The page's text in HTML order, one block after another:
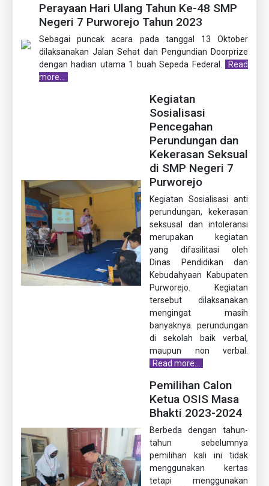
Perayaan Hari Ulang Tahun Ke-48 SMP
Negeri 7 Purworejo Tahun 2023
Sebagai puncak acara pada tanggal 13 Oktober
dilaksanakan Jalan Sehat dan Pengundian Doorprize
dengan hadian utama 1 buah Sepeda Federal.
Read
more...
Kegiatan
Sosialisasi
Pencegahan
Perundungan dan
Kekerasan Seksual
di SMP Negeri 7
Purworejo
Kegiatan Sosialisasi anti
perundungan, kekerasan
seksusal dan intoleransi
merupakan kegiatan
yang difasilitasi oleh
Dinas Pendidikan dan
Kebudahyaan Kabupaten
Purworejo. Kegiatan
tersebut dilaksanakan
mengingat masih
banyaknya perundungan
di sekolah baik verbal,
maupun non verbal.
Read more...
Pemilihan Calon
Ketua OSIS Masa
Bhakti 2023-2024
Berbeda dengan tahun-
tahun sebelumnya
pemilihan kali ini tidak
menggunakan kertas
tetapi menggunakan